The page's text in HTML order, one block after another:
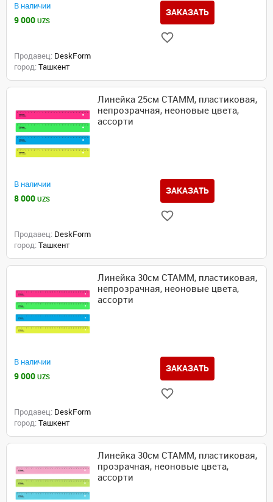
В наличии
9 000 UZS
ЗАКАЗАТЬ
Продавец: DeskForm
город: Ташкент
Линейка 25см СТАММ, пластиковая,
непрозрачная, неоновые цвета,
ассорти
В наличии
8 000 UZS
ЗАКАЗАТЬ
Продавец: DeskForm
город: Ташкент
Линейка 30см СТАММ, пластиковая,
непрозрачная, неоновые цвета,
ассорти
В наличии
9 000 UZS
ЗАКАЗАТЬ
Продавец: DeskForm
город: Ташкент
Линейка 30см СТАММ, пластиковая,
прозрачная, неоновые цвета,
ассорти